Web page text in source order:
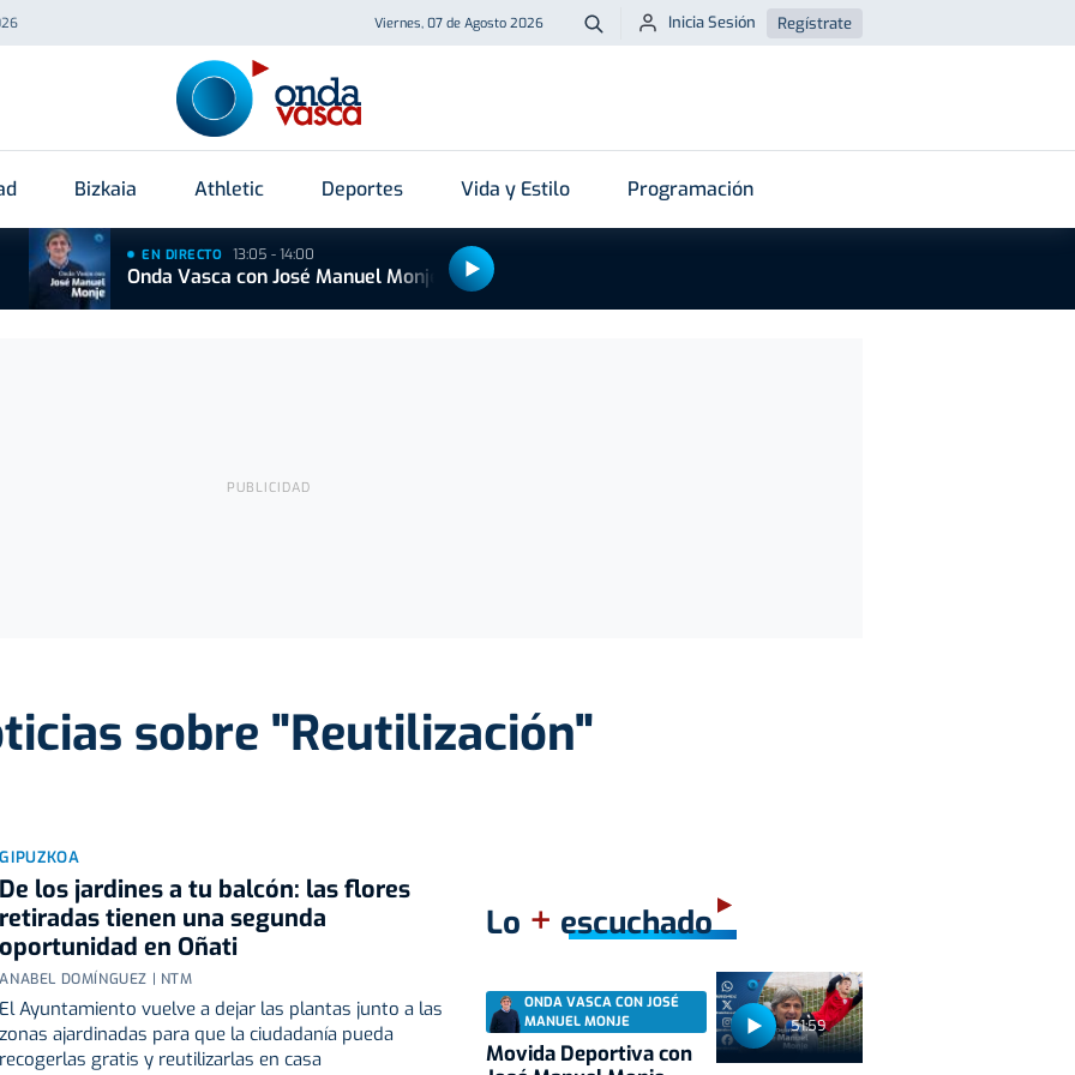
Viernes, 07 de Agosto 2026 Buscar
Inicia Sesión Regístrate
Bizkaia Athletic Deportes Vida y Estilo Programación
EN DIRECTO 13:05 - 14:00
Onda Vasca con José Manuel Monje
sobre "Reutilización"
GIPUZKOA
De los jardines a tu balcón: las flores
retiradas tienen una segunda
oportunidad en Oñati
ANABEL DOMÍNGUEZ | NTM
El Ayuntamiento vuelve a dejar las plantas junto a las
zonas ajardinadas para que la ciudadanía pueda
recogerlas gratis y reutilizarlas en casa
Lo + escuchado
51:59
ONDA VASCA CON JOSÉ
MANUEL MONJE
Movida Deportiva con